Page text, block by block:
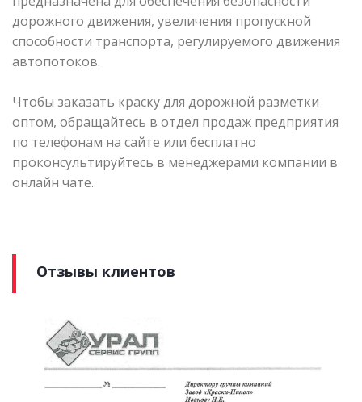
дорожного движения, увеличения пропускной
способности транспорта, регулируемого движения
автопотоков.
Чтобы заказать краску для дорожной разметки
оптом, обращайтесь в отдел продаж предприятия
по телефонам на сайте или бесплатно
проконсультируйтесь в менеджерами компании в
онлайн чате.
Отзывы клиентов